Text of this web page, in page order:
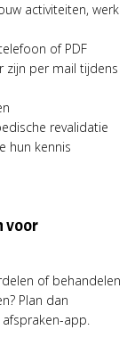
activiteiten, werk
of PDF
zijn per mail tijdens
revalidatie
hun kennis
voor
of behandelen
Plan dan
app.